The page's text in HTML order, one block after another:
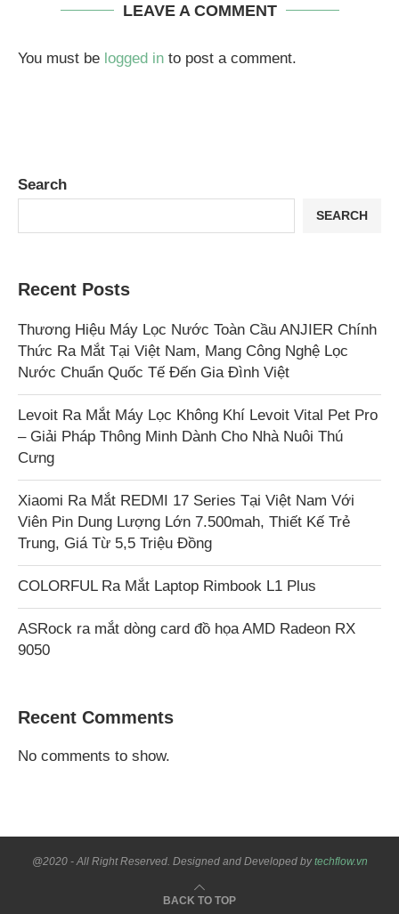
LEAVE A COMMENT
You must be logged in to post a comment.
Search
SEARCH
Recent Posts
Thương Hiệu Máy Lọc Nước Toàn Cầu ANJIER Chính
Thức Ra Mắt Tại Việt Nam, Mang Công Nghệ Lọc
Nước Chuẩn Quốc Tế Đến Gia Đình Việt
Levoit Ra Mắt Máy Lọc Không Khí Levoit Vital Pet Pro
– Giải Pháp Thông Minh Dành Cho Nhà Nuôi Thú
Cưng
Xiaomi Ra Mắt REDMI 17 Series Tại Việt Nam Với
Viên Pin Dung Lượng Lớn 7.500mah, Thiết Kế Trẻ
Trung, Giá Từ 5,5 Triệu Đồng
COLORFUL Ra Mắt Laptop Rimbook L1 Plus
ASRock ra mắt dòng card đồ họa AMD Radeon RX
9050
Recent Comments
No comments to show.
@2020 - All Right Reserved. Designed and Developed bytechflow.vn
BACK TO TOP